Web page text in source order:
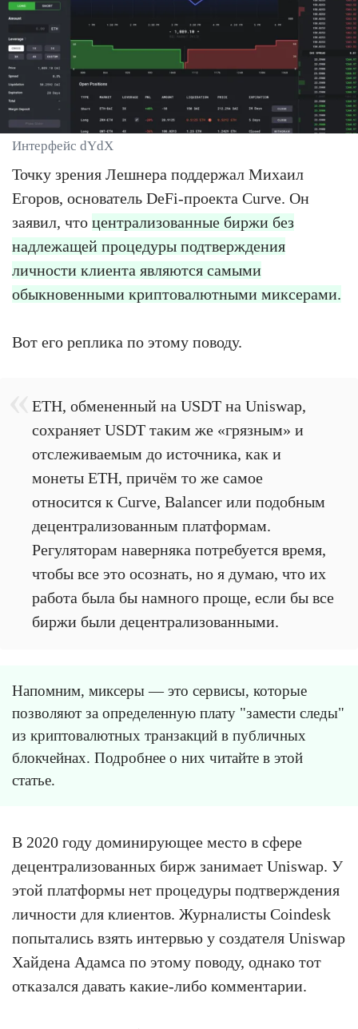
Интерфейс dYdX
Точку зрения Лешнера поддержал Михаил
Егоров, основатель DeFi-проекта Curve. Он
заявил, что централизованные биржи без
надлежащей процедуры подтверждения
личности клиента являются самыми
обыкновенными криптовалютными миксерами.
Вот его реплика по этому поводу.
ETH, обмененный на USDT на Uniswap,
сохраняет USDT таким же «грязным» и
отслеживаемым до источника, как и
монеты ETH, причём то же самое
относится к Curve, Balancer или подобным
децентрализованным платформам.
Регуляторам наверняка потребуется время,
чтобы все это осознать, но я думаю, что их
работа была бы намного проще, если бы все
биржи были децентрализованными.
Напомним, миксеры — это сервисы, которые
позволяют за определенную плату "замести следы"
из криптовалютных транзакций в публичных
блокчейнах. Подробнее о них читайте в этой
статье.
В 2020 году доминирующее место в сфере
децентрализованных бирж занимает Uniswap. У
этой платформы нет процедуры подтверждения
личности для клиентов. Журналисты Coindesk
попытались взять интервью у создателя Uniswap
Хайдена Адамса по этому поводу, однако тот
отказался давать какие-либо комментарии.